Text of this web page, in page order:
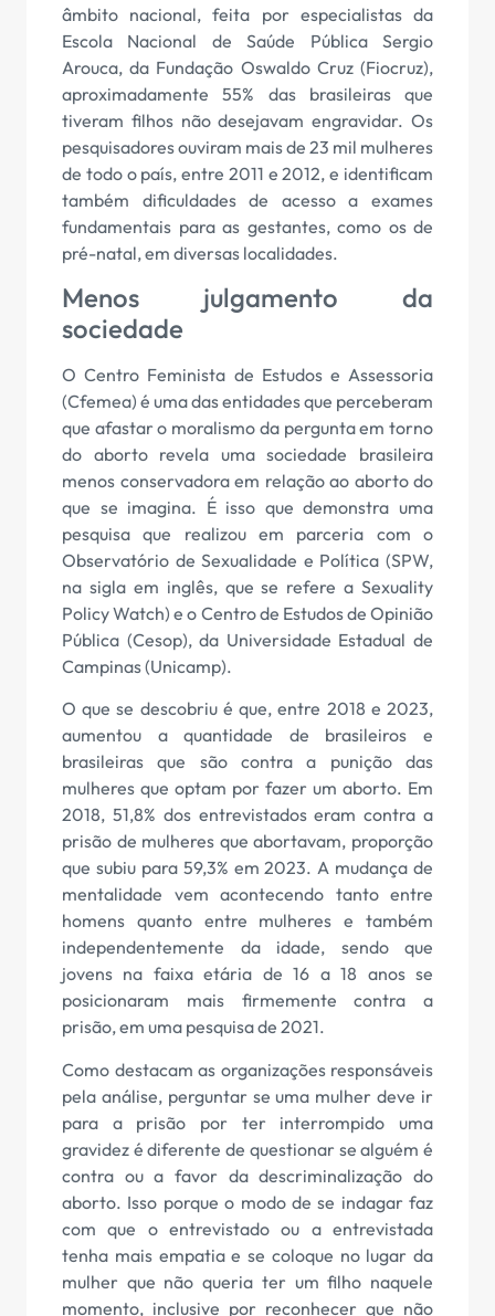
âmbito nacional, feita por especialistas da
Escola Nacional de Saúde Pública Sergio
Arouca, da Fundação Oswaldo Cruz (Fiocruz),
aproximadamente 55% das brasileiras que
tiveram filhos não desejavam engravidar. Os
pesquisadores ouviram mais de 23 mil mulheres
de todo o país, entre 2011 e 2012, e identificam
também dificuldades de acesso a exames
fundamentais para as gestantes, como os de
pré-natal, em diversas localidades.
Menos julgamento da
sociedade
O Centro Feminista de Estudos e Assessoria
(Cfemea) é uma das entidades que perceberam
que afastar o moralismo da pergunta em torno
do aborto revela uma sociedade brasileira
menos conservadora em relação ao aborto do
que se imagina. É isso que demonstra uma
pesquisa que realizou em parceria com o
Observatório de Sexualidade e Política (SPW,
na sigla em inglês, que se refere a Sexuality
Policy Watch) e o Centro de Estudos de Opinião
Pública (Cesop), da Universidade Estadual de
Campinas (Unicamp).
O que se descobriu é que, entre 2018 e 2023,
aumentou a quantidade de brasileiros e
brasileiras que são contra a punição das
mulheres que optam por fazer um aborto. Em
2018, 51,8% dos entrevistados eram contra a
prisão de mulheres que abortavam, proporção
que subiu para 59,3% em 2023. A mudança de
mentalidade vem acontecendo tanto entre
homens quanto entre mulheres e também
independentemente da idade, sendo que
jovens na faixa etária de 16 a 18 anos se
posicionaram mais firmemente contra a
prisão, em uma pesquisa de 2021.
Como destacam as organizações responsáveis
pela análise, perguntar se uma mulher deve ir
para a prisão por ter interrompido uma
gravidez é diferente de questionar se alguém é
contra ou a favor da descriminalização do
aborto. Isso porque o modo de se indagar faz
com que o entrevistado ou a entrevistada
tenha mais empatia e se coloque no lugar da
mulher que não queria ter um filho naquele
momento, inclusive por reconhecer que não